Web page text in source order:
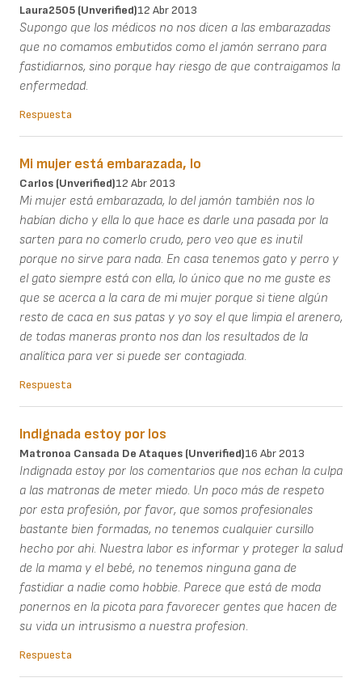
Laura2505 (unverified)12 Abr 2013
Supongo que los médicos no nos dicen a las embarazadas
que no comamos embutidos como el jamón serrano para
fastidiarnos, sino porque hay riesgo de que contraigamos la
enfermedad.
Respuesta
Mi mujer está embarazada, lo
Carlos (unverified)12 Abr 2013
Mi mujer está embarazada, lo del jamón también nos lo
habían dicho y ella lo que hace es darle una pasada por la
sarten para no comerlo crudo, pero veo que es inutil
porque no sirve para nada. En casa tenemos gato y perro y
el gato siempre está con ella, lo único que no me guste es
que se acerca a la cara de mi mujer porque si tiene algún
resto de caca en sus patas y yo soy el que limpia el arenero,
de todas maneras pronto nos dan los resultados de la
analítica para ver si puede ser contagiada.
Respuesta
Indignada estoy por los
Matronoa Cansada De Ataques (unverified)16 Abr 2013
Indignada estoy por los comentarios que nos echan la culpa
a las matronas de meter miedo. Un poco más de respeto
por esta profesión, por favor, que somos profesionales
bastante bien formadas, no tenemos cualquier cursillo
hecho por ahi. Nuestra labor es informar y proteger la salud
de la mama y el bebé, no tenemos ninguna gana de
fastidiar a nadie como hobbie. Parece que está de moda
ponernos en la picota para favorecer gentes que hacen de
su vida un intrusismo a nuestra profesion.
Respuesta